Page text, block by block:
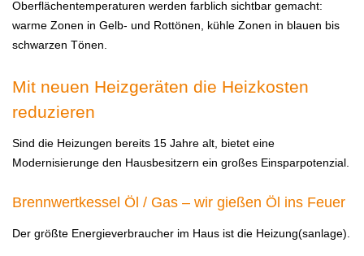
Oberflächentemperaturen werden farblich sichtbar gemacht:
warme Zonen in Gelb- und Rottönen, kühle Zonen in blauen bis
schwarzen Tönen.
Mit neuen Heizgeräten die Heizkosten
reduzieren
Sind die Heizungen bereits 15 Jahre alt, bietet eine
Modernisierunge den Hausbesitzern ein großes Einsparpotenzial.
Brennwertkessel Öl / Gas – wir gießen Öl ins Feuer
Der größte Energieverbraucher im Haus ist die Heizung(sanlage).